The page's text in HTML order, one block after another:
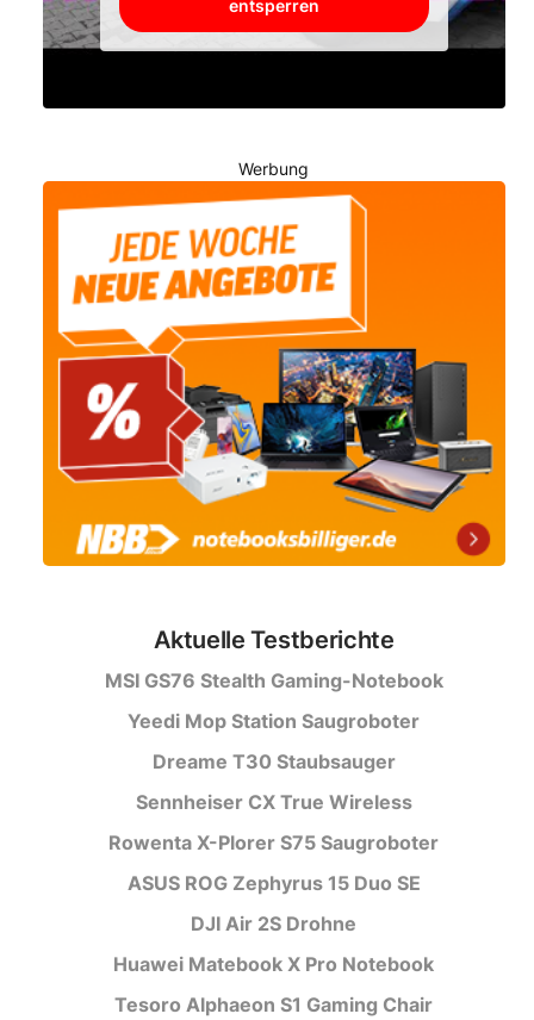
entsperren
Werbung
Aktuelle Testberichte
MSI GS76 Stealth Gaming-Notebook
Yeedi Mop Station Saugroboter
Dreame T30 Staubsauger
Sennheiser CX True Wireless
Rowenta X-Plorer S75 Saugroboter
ASUS ROG Zephyrus 15 Duo SE
DJI Air 2S Drohne
Huawei Matebook X Pro Notebook
Tesoro Alphaeon S1 Gaming Chair